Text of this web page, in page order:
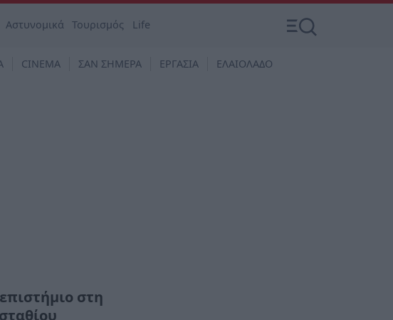
Αστυνομικά Τουρισμός Life
CINEMA ΣΑΝ ΣΗΜΕΡΑ ΕΡΓΑΣΙΑ ΕΛΑΙΟΛΑΔΟ
στη